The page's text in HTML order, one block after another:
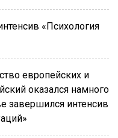
«Психология
европейских и
оказался намного
завершился интенсив